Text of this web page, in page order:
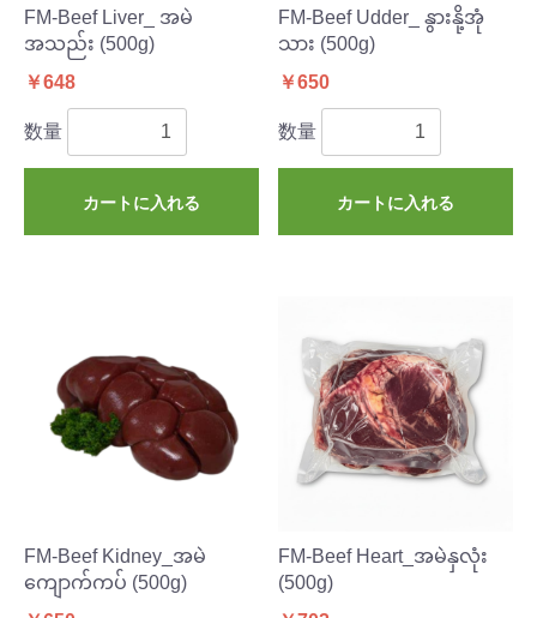
FM-Beef Liver_ အမဲ
အသည်း (500g)
￥648
数量
カートに入れる
FM-Beef Udder_ နွားနို့အုံ
သား (500g)
￥650
数量
カートに入れる
FM-Beef Kidney_အမဲ
ကျောက်ကပ် (500g)
FM-Beef Heart_အမဲနှလုံး
(500g)